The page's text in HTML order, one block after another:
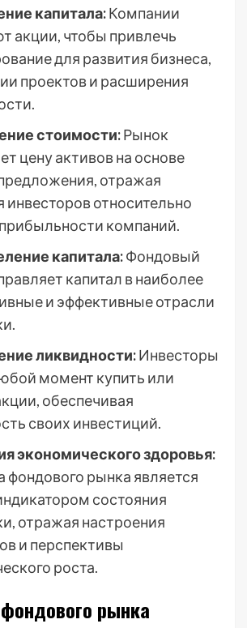
капитала:Компании
акции, чтобы привлечь
для развития бизнеса,
проектов и расширения
стоимости:Рынок
цену активов на основе
отражая
относительно
компаний.
капитала:Фондовый
капитал в наиболее
и эффективные отрасли
ликвидности:Инвесторы
момент купить или
обеспечивая
своих инвестиций.
экономического здоровья:
рынка является
состояния
отражая настроения
и перспективы
роста.
рынка